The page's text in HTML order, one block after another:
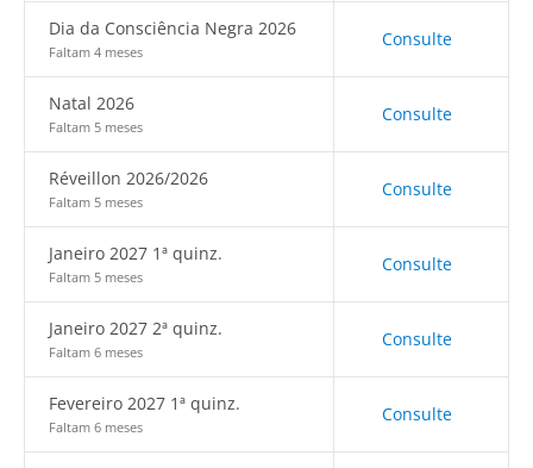
Dia da Consciência Negra 2026
Faltam 4 meses
Consulte
Natal 2026
Faltam 5 meses
Consulte
Réveillon 2026/2026
Faltam 5 meses
Consulte
Janeiro 2027 1ª quinz.
Faltam 5 meses
Consulte
Janeiro 2027 2ª quinz.
Faltam 6 meses
Consulte
Fevereiro 2027 1ª quinz.
Faltam 6 meses
Consulte